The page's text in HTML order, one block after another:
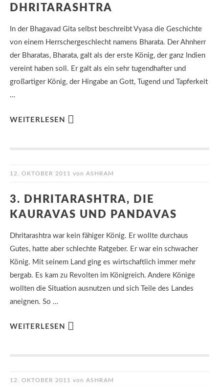
DHRITARASHTRA
In der Bhagavad Gita selbst beschreibt Vyasa die Geschichte
von einem Herrschergeschlecht namens Bharata. Der Ahnherr
der Bharatas, Bharata, galt als der erste König, der ganz Indien
vereint haben soll. Er galt als ein sehr tugendhafter und
großartiger König, der Hingabe an Gott, Tugend und Tapferkeit
…
WEITERLESEN
12. OKTOBER 2011 von ASHRAM
3. DHRITARASHTRA, DIE
KAURAVAS UND PANDAVAS
Dhritarashtra war kein fähiger König. Er wollte durchaus
Gutes, hatte aber schlechte Ratgeber. Er war ein schwacher
König. Mit seinem Land ging es wirtschaftlich immer mehr
bergab. Es kam zu Revolten im Königreich. Andere Könige
wollten die Situation ausnutzen und sich Teile des Landes
aneignen. So …
WEITERLESEN
12. OKTOBER 2011 von ASHRAM